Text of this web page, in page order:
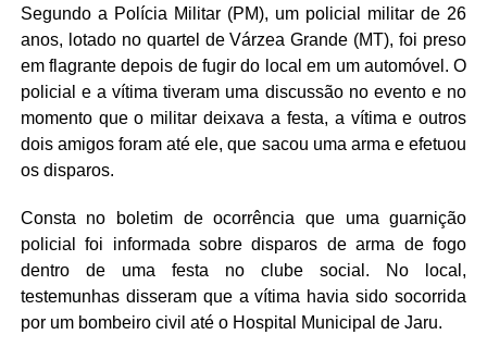
Segundo a Polícia Militar (PM), um policial militar de 26
anos, lotado no quartel de Várzea Grande (MT), foi preso
em flagrante depois de fugir do local em um automóvel. O
policial e a vítima tiveram uma discussão no evento e no
momento que o militar deixava a festa, a vítima e outros
dois amigos foram até ele, que sacou uma arma e efetuou
os disparos.
Consta no boletim de ocorrência que uma guarnição
policial foi informada sobre disparos de arma de fogo
dentro de uma festa no clube social. No local,
testemunhas disseram que a vítima havia sido socorrida
por um bombeiro civil até o Hospital Municipal de Jaru.